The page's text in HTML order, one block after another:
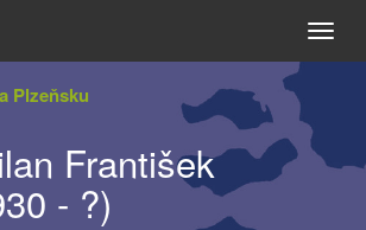
Plzeňsku
František
- ?)